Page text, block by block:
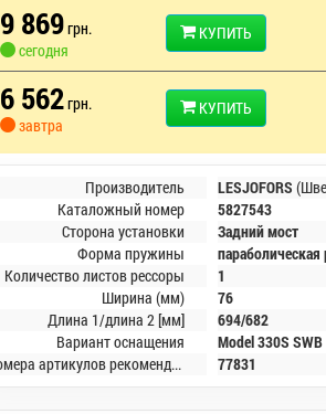
9 869грн.
сегодня
КУПИТЬ
6 562грн.
завтра
КУПИТЬ
Производитель LESJOFORS
Каталожный номер
5827543
Сторона установки
Задний мост
Форма пружины
параболическая
Количество листов рессоры
1
Ширина (мм)
76
Длина 1/длина 2 [мм]
694/682
Вариант оснащения
Model 330S SWB
Номера артикулов рекомендуемых комплектующих
77831